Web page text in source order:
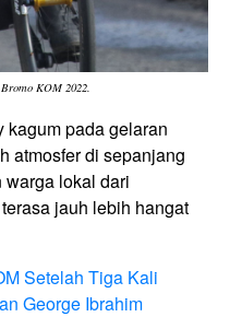
KOM 2022.
kagum pada gelaran
atmosfer di sepanjang
warga lokal dari
jauh lebih hangat
Setelah Tiga Kali
George Ibrahim